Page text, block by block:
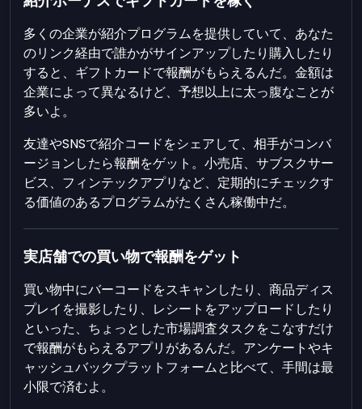
多くの企業が紹介プログラムを提供していて、あなた
のリンク経由で誰かがサインアップしたり購入したり
すると、ギフトカードで報酬がもらえるんだ。金額は
企業によって異なるけど、予想以上に太っ腹なことが
多いよ。
友達やSNSで紹介コードをシェアして、相手がコンバ
ージョンしたら報酬をゲット。小売店、サブスクサー
ビス、フィンテックアプリなど、定期的にチェックす
る価値のあるプログラムがたくさん稼働中だ。
実店舗での買い物で報酬をゲット
買い物中にバーコードをスキャンしたり、商品ディス
プレイを撮影したり、レシートをアップロードしたり
といった、ちょっとした市場調査タスクをこなすだけ
で報酬がもらえるアプリがあるんだ。アンケートやキ
ャッシュバックプラットフォームと比べて、手間は最
小限で済むよ。